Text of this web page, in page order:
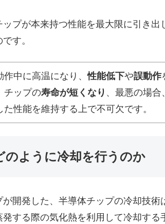
プが本来持つ性能を最大限に引き出
す。
作中に高温になり、性能低下や誤動作
チップの寿命が短くなり 、最悪の場合、
た性能を維持する上で不可欠です。
のように冷却を行うのか
開発した、半導体チップの冷却技術
する際の気化熱を利用して冷却す